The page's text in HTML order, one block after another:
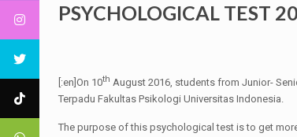
PSYCHOLOGICAL TEST
[:en]On 10th August 2016, students from Junior-
Terpadu Fakultas Psikologi Universitas Indonesia.
The purpose of this psychological test is to get